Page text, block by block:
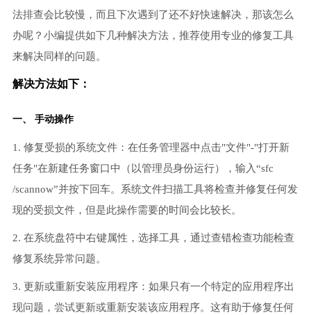
法排查会比较慢，而且下次遇到了还不好快速解决，那该怎么
办呢？小编提供如下几种解决方法，推荐使用专业的修复工具
来解决同样的问题。
解决方法如下：
一、 手动操作
1. 修复受损的系统文件：在任务管理器中点击"文件"-"打开新
任务"在新建任务窗口中（以管理员身份运行），输入“sfc
/scannow”并按下回车。系统文件扫描工具将检查并修复任何发
现的受损文件，但是此操作需要的时间会比较长。
2. 在系统盘符中右键属性，选择工具，通过查错检查功能检查
修复系统异常问题。
3. 更新或重新安装应用程序：如果只有一个特定的应用程序出
现问题，尝试更新或重新安装该应用程序。这有助于修复任何